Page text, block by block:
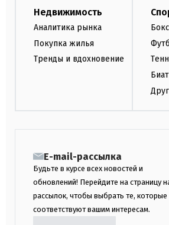
Недвижимость
Аналитика рынка
Покупка жилья
Тренды и вдохновение
Бокс
E-mail-рассылка
Будьте в курсе всех новостей и
обновлений! Перейдите на страницу
рассылок, чтобы выбрать те, которые
соответствуют вашим интересам.